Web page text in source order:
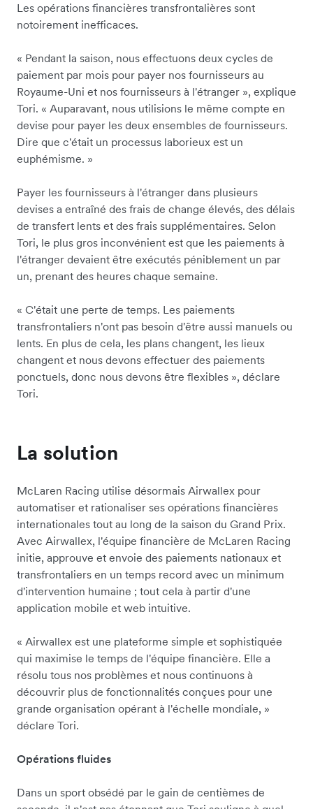
Les opérations financières transfrontalières sont
notoirement inefficaces.
« Pendant la saison, nous effectuons deux cycles de
paiement par mois pour payer nos fournisseurs au
Royaume-Uni et nos fournisseurs à l'étranger », explique
Tori. « Auparavant, nous utilisions le même compte en
devise pour payer les deux ensembles de fournisseurs.
Dire que c'était un processus laborieux est un
euphémisme. »
Payer les fournisseurs à l'étranger dans plusieurs
devises a entraîné des frais de change élevés, des délais
de transfert lents et des frais supplémentaires. Selon
Tori, le plus gros inconvénient est que les paiements à
l'étranger devaient être exécutés péniblement un par
un, prenant des heures chaque semaine.
« C'était une perte de temps. Les paiements
transfrontaliers n'ont pas besoin d'être aussi manuels ou
lents. En plus de cela, les plans changent, les lieux
changent et nous devons effectuer des paiements
ponctuels, donc nous devons être flexibles », déclare
Tori.
La solution
McLaren Racing utilise désormais Airwallex pour
automatiser et rationaliser ses opérations financières
internationales tout au long de la saison du Grand Prix.
Avec Airwallex, l'équipe financière de McLaren Racing
initie, approuve et envoie des paiements nationaux et
transfrontaliers en un temps record avec un minimum
d'intervention humaine ; tout cela à partir d'une
application mobile et web intuitive.
« Airwallex est une plateforme simple et sophistiquée
qui maximise le temps de l'équipe financière. Elle a
résolu tous nos problèmes et nous continuons à
découvrir plus de fonctionnalités conçues pour une
grande organisation opérant à l'échelle mondiale, »
déclare Tori.
Opérations fluides
Dans un sport obsédé par le gain de centièmes de